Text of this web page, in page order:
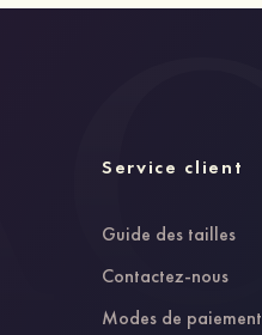
Service client
Guide des tailles
Contactez-nous
Modes de paiement